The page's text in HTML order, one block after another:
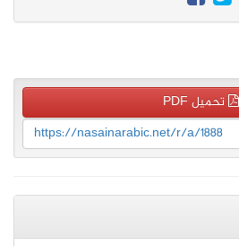
تحميل PDF
https://nasainarabic.net/r/a/1888